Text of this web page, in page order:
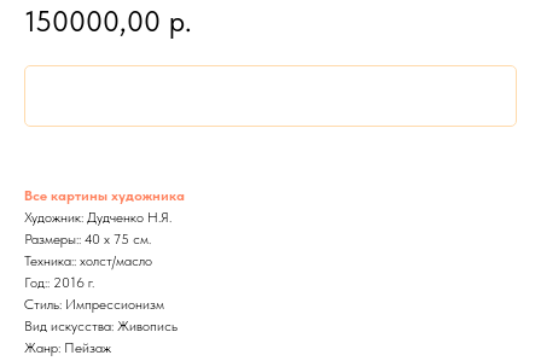
150000,00 р.
Все картины художника
Художник: Дудченко Н.Я.
Размеры:: 40 x 75 см.
Техника:: холст/масло
Год:: 2016 г.
Стиль: Импрессионизм
Вид искусства: Живопись
Жанр: Пейзаж